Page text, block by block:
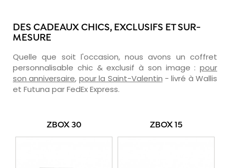
DES CADEAUX CHICS, EXCLUSIFS ET SUR-
MESURE
Quelle que soit l'occasion, nous avons un coffret
personnalisable chic & exclusif à son image : pour
son anniversaire, pour la Saint-Valentin - livré à Wallis
et Futuna par FedEx Express.
ZBOX 30 ZBOX 15